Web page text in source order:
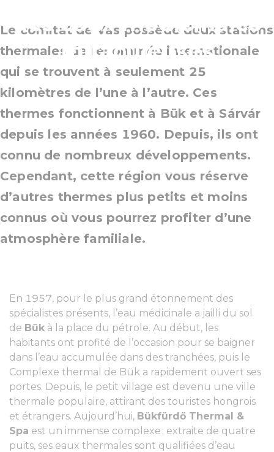
des eaux médicinales
miraculeuses
Le comitat de Vas possède deux stations
thermales de renommée internationale
qui se trouvent à seulement 25
kilomètres de l’une à l’autre. Ces
thermes fonctionnent à Bük et à Sárvár
depuis les années 1960. Depuis, ils ont
connu de nombreux développements.
Cependant, cette région vous réserve
d’autres thermes plus petits et moins
connus où vous pourrez profiter d’une
atmosphère familiale.
En 1957, pour le plus grand étonnement des
spécialistes présents, l’eau médicinale a jailli du sol
de Bük à la place du pétrole. Au début, les
habitants ont profité de l’occasion pour se baigner
dans l’eau accumulée dans des tranchées, puis le
Complexe thermal de Bük a rapidement ouvert ses
portes. Depuis, le petit village est devenu une ville
thermale populaire, attirant des touristes hongrois
et étrangers. Aujourd’hui, Bükfürdő Thermal &
Spa est un immense complexe ; extraite de quatre
puits, ses eaux thermales sont qualifiées d’eau